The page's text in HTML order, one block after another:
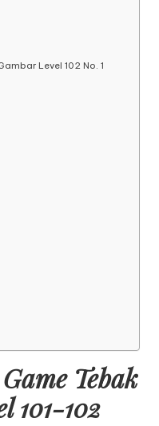
Level 102 No. 1
Tebak
101-102